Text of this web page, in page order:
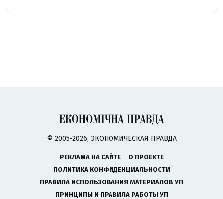
© 2005-2026, ЭКОНОМИЧЕСКАЯ ПРАВДА
РЕКЛАМА НА САЙТЕ
О ПРОЕКТЕ
ПОЛИТИКА КОНФИДЕНЦИАЛЬНОСТИ
ПРАВИЛА ИСПОЛЬЗОВАНИЯ МАТЕРИАЛОВ УП
ПРИНЦИПЫ И ПРАВИЛА РАБОТЫ УП